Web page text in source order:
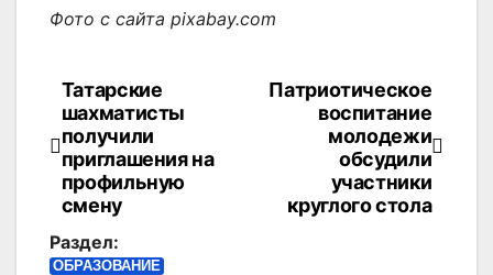
Фото с сайта pixabay.com
Навигация
по
записям
Патриотическое
воспитание
молодежи
обсудили
участники
круглого стола
Татарские
шахматисты
получили
приглашения на
профильную
смену
Раздел:
ОБРАЗОВАНИЕ